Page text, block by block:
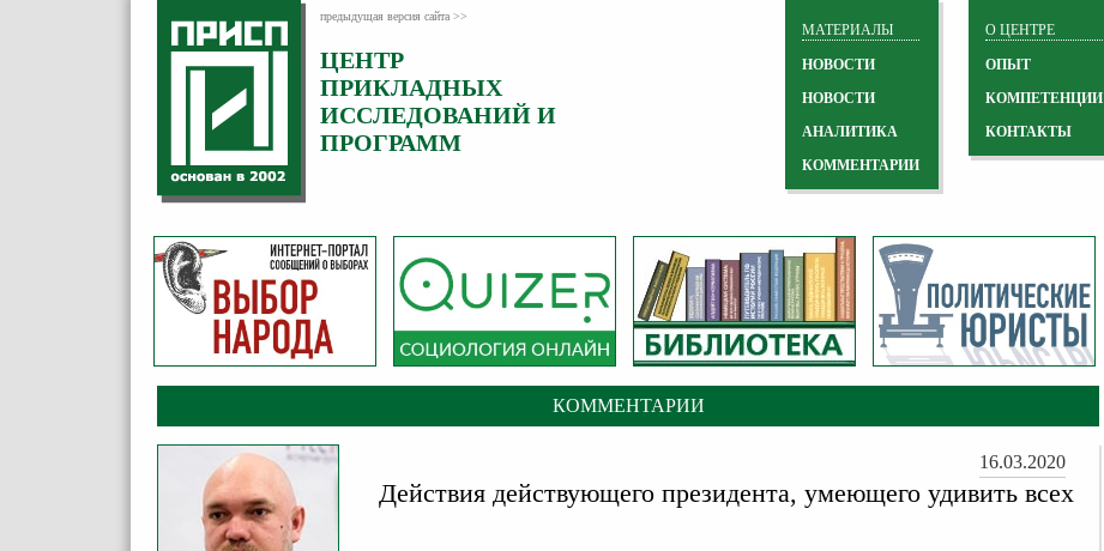
предыдущая версия сайта >>
ЦЕНТР
ПРИКЛАДНЫХ
ИССЛЕДОВАНИЙ И
ПРОГРАММ
О ЦЕНТРЕ
ОПЫТ
КОМПЕТЕНЦИИ
КОНТАКТЫ
МАТЕРИАЛЫ
НОВОСТИ
НОВОСТИ
АНАЛИТИКА
КОММЕНТАРИИ
КОММЕНТАРИИ
16.03.2020
Действия действующего президента, умеющего удивить всех